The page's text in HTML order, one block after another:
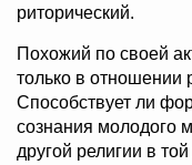
риторический.
Похожий по своей
только в отношении
Способствует ли
сознания молодого
другой религии в